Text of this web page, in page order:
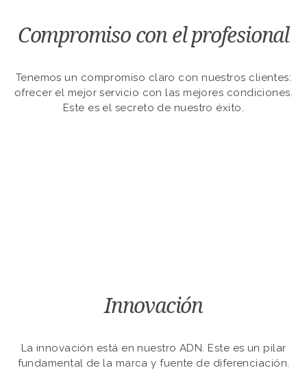
Compromiso con el profesional
Tenemos un compromiso claro con nuestros clientes:
ofrecer el mejor servicio con las mejores condiciones.
Este es el secreto de nuestro éxito.
Innovación
La innovación está en nuestro ADN. Este es un pilar
fundamental de la marca y fuente de diferenciación.